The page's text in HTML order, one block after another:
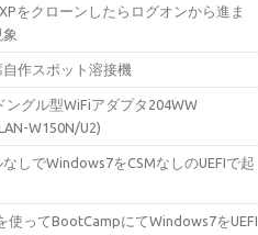
をクローンしたらログオンから進ま
作スポット溶接機
ングル型WiFiアダプタ204WW
W150N/U2)
しでWindows7をCSMなしのUEFIで起
使ってBootCampにてWindows7をUEFI